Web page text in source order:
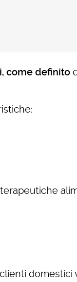
come definito
domestici